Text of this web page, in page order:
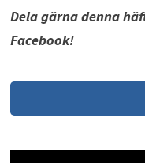
Dela gärna denna
Facebook!